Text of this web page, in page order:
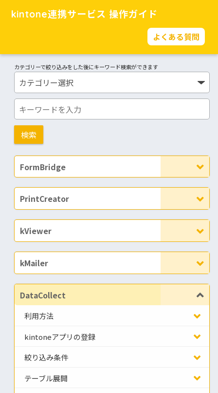
kintone連携サービス 操作ガイド
よくある質問
カテゴリーで絞り込みをした後にキーワード検索ができます
FormBridge
PrintCreator
kViewer
kMailer
DataCollect
利用方法
kintoneアプリの登録
絞り込み条件
テーブル展開